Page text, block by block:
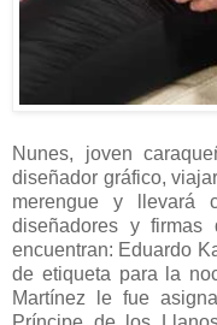
Nunes, joven
diseñador gráfico,
merengue y llevará
diseñadores y
encuentran: Eduardo
de etiqueta para la
Martínez le fue